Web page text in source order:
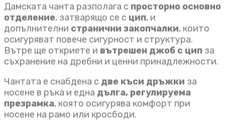
Дамската чанта разполага с просторно основно
отделение, затварящо се с цип, и
допълнителни странични закопчалки, които
осигуряват повече сигурност и структура.
Вътре ще откриете и вътрешен джоб с цип за
съхранение на дребни и ценни принадлежности.
Чантата е снабдена с две къси дръжки за
носене в ръка и една дълга, регулируема
презрамка, която осигурява комфорт при
носене на рамо или кросбоди.